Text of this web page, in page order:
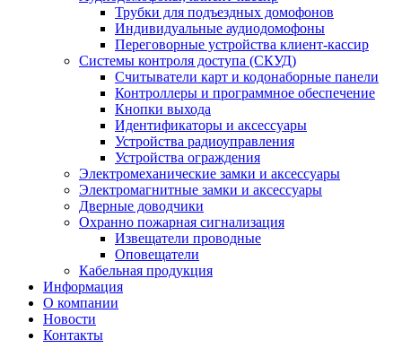
Трубки для подъездных домофонов
Индивидуальные аудиодомофоны
Переговорные устройства клиент-кассир
Системы контроля доступа (СКУД)
Считыватели карт и кодонаборные панели
Контроллеры и программное обеспечение
Кнопки выхода
Идентификаторы и аксессуары
Устройства радиоуправления
Устройства ограждения
Электромеханические замки и аксессуары
Электромагнитные замки и аксессуары
Дверные доводчики
Охранно пожарная сигнализация
Извещатели проводные
Оповещатели
Кабельная продукция
Информация
О компании
Новости
Контакты